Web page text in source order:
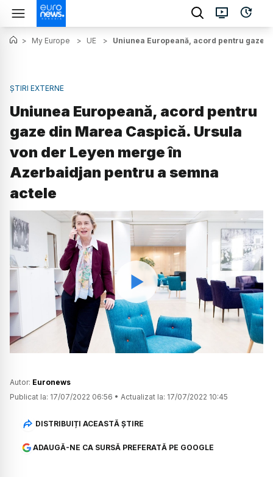
> My Europe > UE > Uniunea Europeană, acord pentru gaze
ȘTIRI EXTERNE
Uniunea Europeană, acord pentru
gaze din Marea Caspică. Ursula
von der Leyen merge în
Azerbaidjan pentru a semna
actele
Watch
Autor: Euronews
Publicat la: 17/07/2022 06:56 • Actualizat la: 17/07/2022 10:45
DISTRIBUIȚI ACEASTĂ ȘTIRE
ADAUGĂ-NE CA SURSĂ PREFERATĂ PE GOOGLE